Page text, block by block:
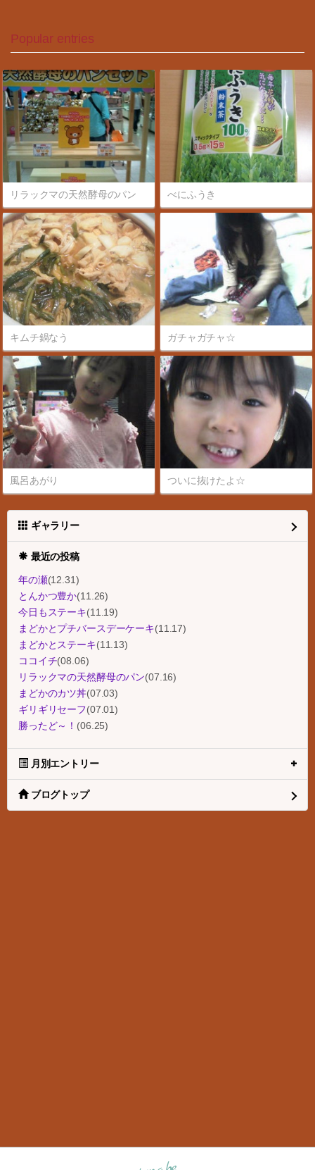
Popular entries
リラックマの天然酵母のパン べにふうき
キムチ鍋なう ガチャガチャ☆
風呂あがり ついに抜けたよ☆
ギャラリー
最近の投稿
年の瀬(12.31)
とんかつ豊か(11.26)
今日もステーキ(11.19)
まどかとプチバースデーケーキ(11.17)
まどかとステーキ(11.13)
ココイチ(08.06)
リラックマの天然酵母のパン(07.16)
まどかのカツ丼(07.03)
ギリギリセーフ(07.01)
勝ったど～！ (06.25)
月別エントリー
ブログトップ